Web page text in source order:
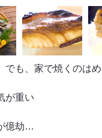
でも、家で焼くのは
が重い
億劫…